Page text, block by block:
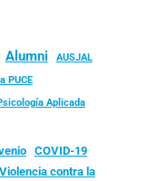
Alumni
AUSJAL
PUCE
Aplicada
COVID-19
contra la